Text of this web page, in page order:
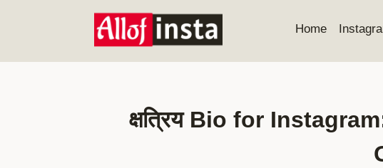
Home
क्षत्रिय Bio for